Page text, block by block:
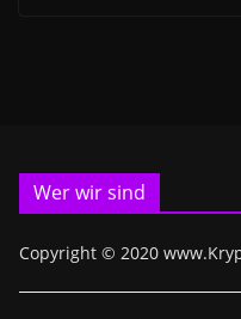
Wer wir sind
Copyright © 2020